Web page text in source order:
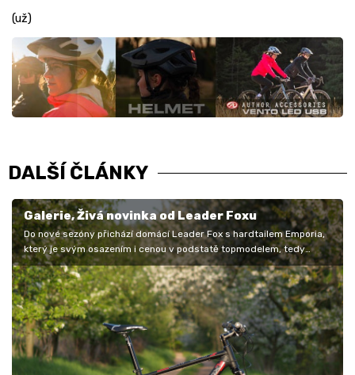
(už)
DALŠÍ ČLÁNKY
Galerie, Živá novinka od Leader Foxu
Do nové sezóny přichází domácí Leader Fox s hardtailem Emporia,
který je svým osazením i cenou v podstatě topmodelem, tedy
pokud nebudeme…